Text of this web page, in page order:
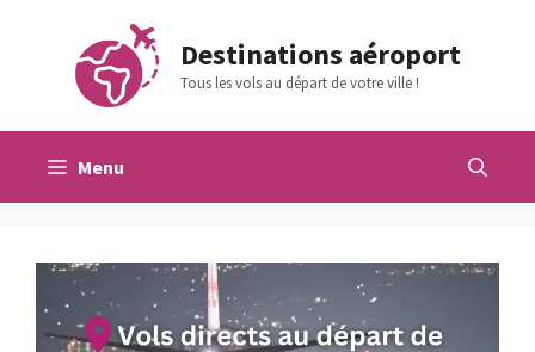
contenu
Destinations aéroport
Tous les vols au départ de votre ville !
Menu